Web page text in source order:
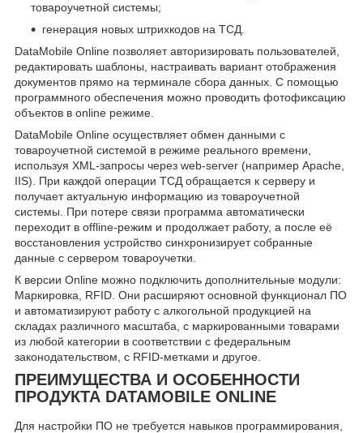
товароучетной системы;
генерация новых штрихкодов на ТСД.
DataMobile Online позволяет авторизировать пользователей,
редактировать шаблоны, настраивать вариант отображения
документов прямо на терминале сбора данных. С помощью
программного обеспечения можно проводить фотофиксацию
объектов в online режиме.
DataMobile Online осуществляет обмен данными с
товароучетной системой в режиме реального времени,
используя XML-запросы через web-server (например Apache,
IIS). При каждой операции ТСД обращается к серверу и
получает актуальную информацию из товароучетной
системы. При потере связи программа автоматически
переходит в offline-режим и продолжает работу, а после её
восстановления устройство синхронизирует собранные
данные с сервером товароучетки.
К версии Online можно подключить дополнительные модули:
Маркировка, RFID. Они расширяют основной функционал ПО
и автоматизируют работу с алкогольной продукцией на
складах различного масштаба, с маркированными товарами
из любой категории в соответствии с федеральным
законодательством, с RFID-метками и другое.
ПРЕИМУЩЕСТВА И ОСОБЕННОСТИ
ПРОДУКТА DATAMOBILE ONLINE
Для настройки ПО не требуется навыков программирования,